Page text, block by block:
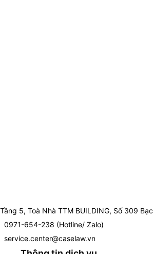
Tầng 5, Toà Nhà TTM BUILDING, Số 309
0971-654-238 (Hotline/ Zalo)
service.center@caselaw.vn